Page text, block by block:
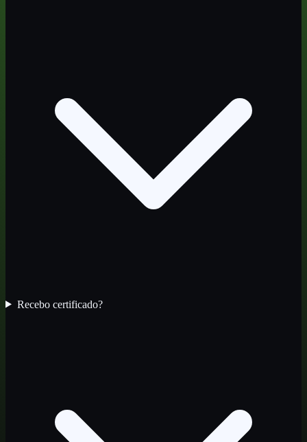
Recebo certificado?